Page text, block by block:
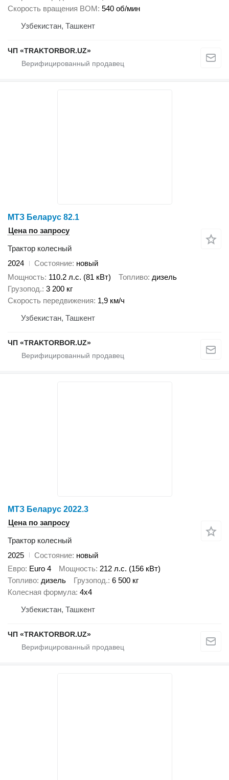
Скорость вращения ВОМ 540 об/мин
Узбекистан, Ташкент
ЧП «TRAKTORBOR.UZ»
МТЗ Беларус 82.1
Цена по запросу
Трактор колесный
2024
Состояние новый
Мощность 110.2 л.с. (81 кВт) Топливо дизель
Грузопод. 3 200 кг
Скорость передвижения 1,9 км/ч
Узбекистан, Ташкент
ЧП «TRAKTORBOR.UZ»
МТЗ Беларус 2022.3
Цена по запросу
Трактор колесный
2025
Состояние новый
Евро Euro 4 Мощность 212 л.с. (156 кВт)
Топливо дизель Грузопод. 6 500 кг
Колесная формула 4x4
Узбекистан, Ташкент
ЧП «TRAKTORBOR.UZ»